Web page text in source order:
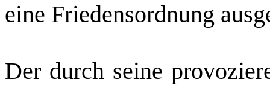
eine Friedensordnung
Der durch seine